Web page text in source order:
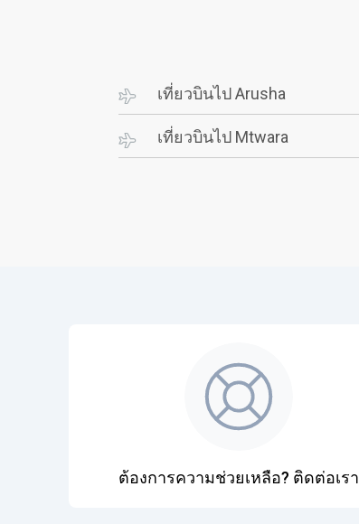
เที่ยวบินไป Arusha
เที่ยวบินไป Mtwara
ต้องการความช่วยเหลือ? ติดต่อเรา